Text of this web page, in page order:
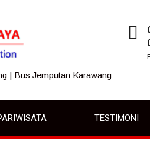
| Bus Jemputan Karawang
TESTIMONI